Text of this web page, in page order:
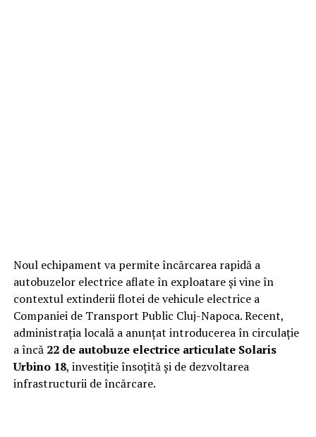
Noul echipament va permite încărcarea rapidă a
autobuzelor electrice aflate în exploatare și vine în
contextul extinderii flotei de vehicule electrice a
Companiei de Transport Public Cluj-Napoca. Recent,
administrația locală a anunțat introducerea în circulație
a încă 22 de autobuze electrice articulate Solaris
Urbino 18, investiție însoțită și de dezvoltarea
infrastructurii de încărcare.